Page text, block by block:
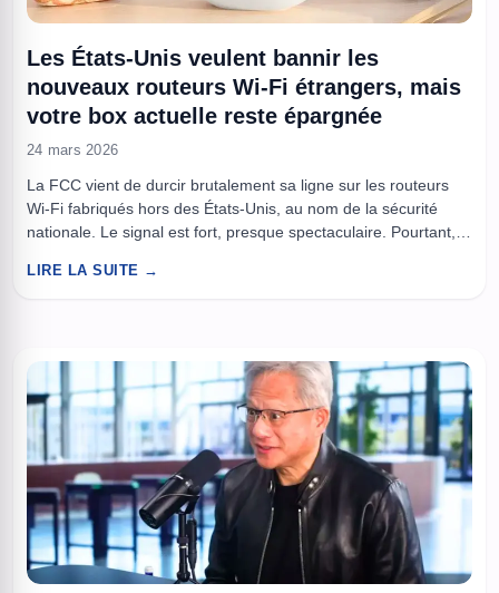
Les États-Unis veulent bannir les
nouveaux routeurs Wi-Fi étrangers, mais
votre box actuelle reste épargnée
24 mars 2026
La FCC vient de durcir brutalement sa ligne sur les routeurs
Wi-Fi fabriqués hors des États-Unis, au nom de la sécurité
nationale. Le signal est fort, presque spectaculaire. Pourtant, la
autorisés peuvent encore circuler, au moins pendant un temps.
LIRE LA SUITE →